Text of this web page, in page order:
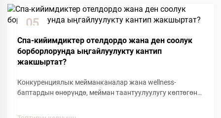
05
Спа-кийимдиктер отелдордо жана ден соолук
борборлорунда ыңгайлуулукту кантип
жакшыртат?
Конкуренциялык мейманканалар жана wellness-
баптардын өнөрүндө, мейман таантуулуулугу көптөгөн